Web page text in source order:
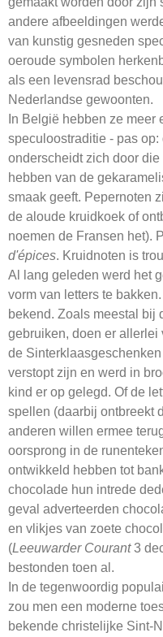
andere afbeeldingen
van kunstig gesneden
oeroude symbolen
als een levensrad
Nederlandse gewoonten.
In België hebben ze meer
speculoostraditie - pas
onderscheidt zich door
hebben van de
smaak geeft. Pepernoten
de aloude kruidkoek of
noemen de Fransen het).
d'épices. Kruidnoten is
Al lang geleden werd het
vorm van letters te
bekend. Zoals meestal bij
gebruiken, doen er allerlei
de
verstopt zijn en werd in
kind er op gelegd. Of de
spellen (daarbij ontbreekt
anderen willen ermee
oorsprong in de
ontwikkeld hebben tot
chocolade hun intrede
geval adverteerden
en vlikjes van zoete
(Leeuwarder Courant3
bestonden toen al.
In de tegenwoordig
zou men een moderne
bekende christelijke Sint-